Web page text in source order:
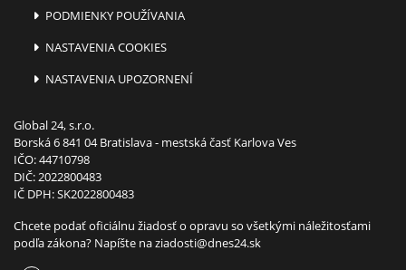
PODMIENKY POUŽÍVANIA
NASTAVENIA COOKIES
NASTAVENIA UPOZORNENÍ
Global 24, s.r.o.
Borská 6 841 04 Bratislava - mestská časť Karlova Ves
IČO: 44710798
DIČ: 2022800483
IČ DPH: SK2022800483
Chcete podať oficiálnu žiadosť o opravu so všetkými náležitosťami
podľa zákona? Napíšte naziadosti@dnes24.sk